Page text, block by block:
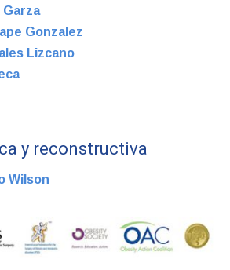
Garza
Gonzalez
Lizcano
y reconstructiva
Wilson